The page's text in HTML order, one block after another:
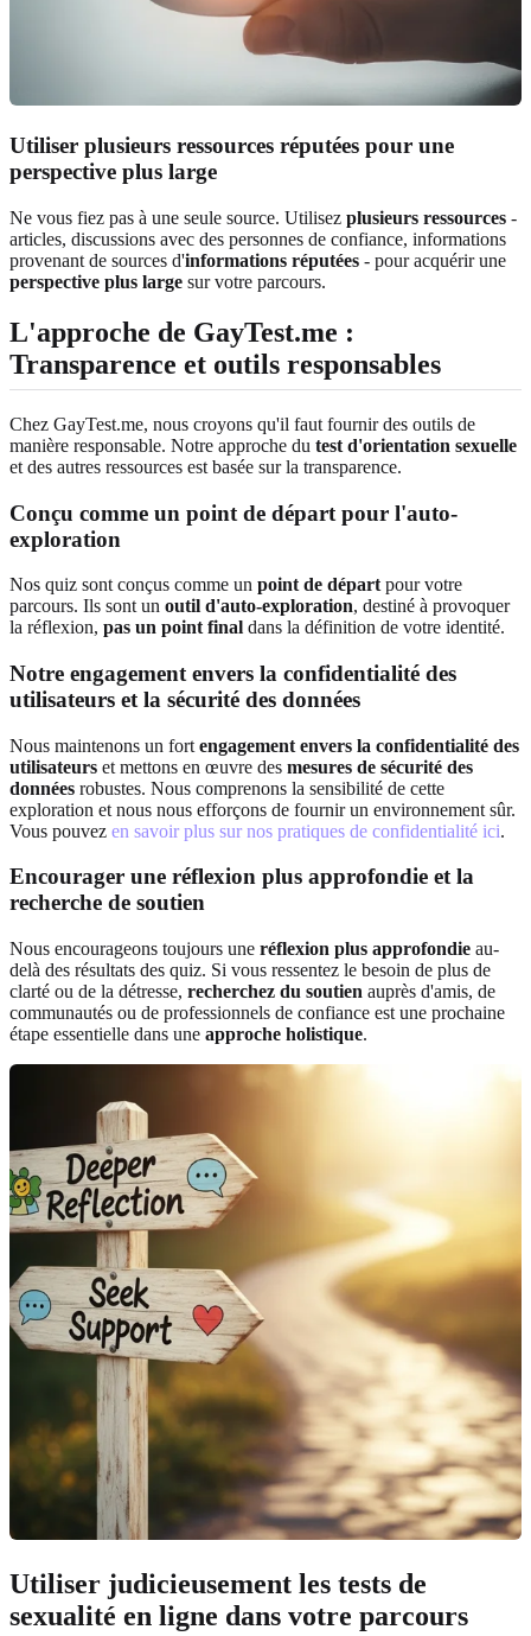
Utiliser plusieurs ressources réputées pour une
perspective plus large
Ne vous fiez pas à une seule source. Utilisez plusieurs ressources -
articles, discussions avec des personnes de confiance, informations
provenant de sources d'informations réputées - pour acquérir une
perspective plus large sur votre parcours.
L'approche de GayTest.me :
Transparence et outils responsables
Chez GayTest.me, nous croyons qu'il faut fournir des outils de
manière responsable. Notre approche du test d'orientation sexuelle
et des autres ressources est basée sur la transparence.
Conçu comme un point de départ pour l'auto-
exploration
Nos quiz sont conçus comme un point de départ pour votre
parcours. Ils sont un outil d'auto-exploration, destiné à provoquer
la réflexion, pas un point final dans la définition de votre identité.
Notre engagement envers la confidentialité des
utilisateurs et la sécurité des données
Nous maintenons un fort engagement envers la confidentialité des
utilisateurs et mettons en œuvre des mesures de sécurité des
données robustes. Nous comprenons la sensibilité de cette
exploration et nous nous efforçons de fournir un environnement sûr.
Vous pouvez en savoir plus sur nos pratiques de confidentialité ici.
Encourager une réflexion plus approfondie et la
recherche de soutien
Nous encourageons toujours une réflexion plus approfondie au-
delà des résultats des quiz. Si vous ressentez le besoin de plus de
clarté ou de la détresse, recherchez du soutien auprès d'amis, de
communautés ou de professionnels de confiance est une prochaine
étape essentielle dans une approche holistique.
Utiliser judicieusement les tests de
sexualité en ligne dans votre parcours